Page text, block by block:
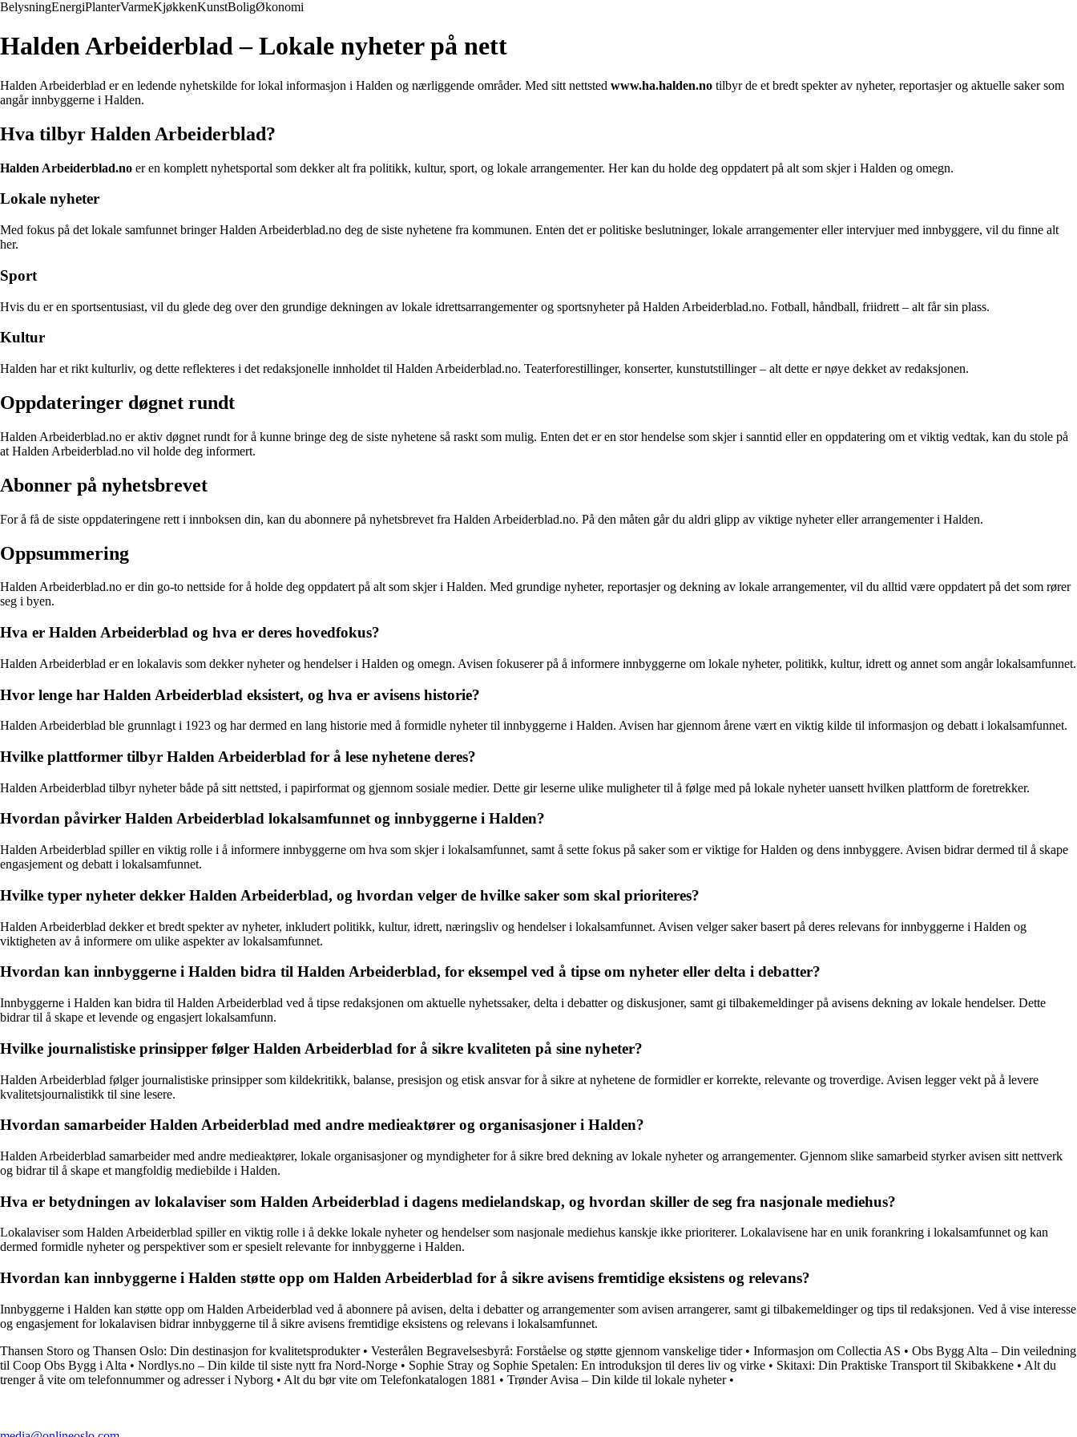
BelysningEnergiPlanterVarmeKjøkkenKunstBoligØkonomi
Halden Arbeiderblad – Lokale nyheter på nett
Halden Arbeiderblad er en ledende nyhetskilde for lokal informasjon i Halden og nærliggende områder. Med sitt nettsted www.ha.halden.no tilbyr de et bredt spekter av nyheter, reportasjer og aktuelle saker som
angår innbyggerne i Halden.
Hva tilbyr Halden Arbeiderblad?
Halden Arbeiderblad.no er en komplett nyhetsportal som dekker alt fra politikk, kultur, sport, og lokale arrangementer. Her kan du holde deg oppdatert på alt som skjer i Halden og omegn.
Lokale nyheter
Med fokus på det lokale samfunnet bringer Halden Arbeiderblad.no deg de siste nyhetene fra kommunen. Enten det er politiske beslutninger, lokale arrangementer eller intervjuer med innbyggere, vil du finne alt
her.
Sport
Hvis du er en sportsentusiast, vil du glede deg over den grundige dekningen av lokale idrettsarrangementer og sportsnyheter på Halden Arbeiderblad.no. Fotball, håndball, friidrett – alt får sin plass.
Kultur
Halden har et rikt kulturliv, og dette reflekteres i det redaksjonelle innholdet til Halden Arbeiderblad.no. Teaterforestillinger, konserter, kunstutstillinger – alt dette er nøye dekket av redaksjonen.
Oppdateringer døgnet rundt
Halden Arbeiderblad.no er aktiv døgnet rundt for å kunne bringe deg de siste nyhetene så raskt som mulig. Enten det er en stor hendelse som skjer i sanntid eller en oppdatering om et viktig vedtak, kan du stole på
at Halden Arbeiderblad.no vil holde deg informert.
Abonner på nyhetsbrevet
For å få de siste oppdateringene rett i innboksen din, kan du abonnere på nyhetsbrevet fra Halden Arbeiderblad.no. På den måten går du aldri glipp av viktige nyheter eller arrangementer i Halden.
Oppsummering
Halden Arbeiderblad.no er din go-to nettside for å holde deg oppdatert på alt som skjer i Halden. Med grundige nyheter, reportasjer og dekning av lokale arrangementer, vil du alltid være oppdatert på det som rører
seg i byen.
Hva er Halden Arbeiderblad og hva er deres hovedfokus?
Halden Arbeiderblad er en lokalavis som dekker nyheter og hendelser i Halden og omegn. Avisen fokuserer på å informere innbyggerne om lokale nyheter, politikk, kultur, idrett og annet som angår lokalsamfunnet.
Hvor lenge har Halden Arbeiderblad eksistert, og hva er avisens historie?
Halden Arbeiderblad ble grunnlagt i 1923 og har dermed en lang historie med å formidle nyheter til innbyggerne i Halden. Avisen har gjennom årene vært en viktig kilde til informasjon og debatt i lokalsamfunnet.
Hvilke plattformer tilbyr Halden Arbeiderblad for å lese nyhetene deres?
Halden Arbeiderblad tilbyr nyheter både på sitt nettsted, i papirformat og gjennom sosiale medier. Dette gir leserne ulike muligheter til å følge med på lokale nyheter uansett hvilken plattform de foretrekker.
Hvordan påvirker Halden Arbeiderblad lokalsamfunnet og innbyggerne i Halden?
Halden Arbeiderblad spiller en viktig rolle i å informere innbyggerne om hva som skjer i lokalsamfunnet, samt å sette fokus på saker som er viktige for Halden og dens innbyggere. Avisen bidrar dermed til å skape
engasjement og debatt i lokalsamfunnet.
Hvilke typer nyheter dekker Halden Arbeiderblad, og hvordan velger de hvilke saker som skal prioriteres?
Halden Arbeiderblad dekker et bredt spekter av nyheter, inkludert politikk, kultur, idrett, næringsliv og hendelser i lokalsamfunnet. Avisen velger saker basert på deres relevans for innbyggerne i Halden og
viktigheten av å informere om ulike aspekter av lokalsamfunnet.
Hvordan kan innbyggerne i Halden bidra til Halden Arbeiderblad, for eksempel ved å tipse om nyheter eller delta i debatter?
Innbyggerne i Halden kan bidra til Halden Arbeiderblad ved å tipse redaksjonen om aktuelle nyhetssaker, delta i debatter og diskusjoner, samt gi tilbakemeldinger på avisens dekning av lokale hendelser. Dette
bidrar til å skape et levende og engasjert lokalsamfunn.
Hvilke journalistiske prinsipper følger Halden Arbeiderblad for å sikre kvaliteten på sine nyheter?
Halden Arbeiderblad følger journalistiske prinsipper som kildekritikk, balanse, presisjon og etisk ansvar for å sikre at nyhetene de formidler er korrekte, relevante og troverdige. Avisen legger vekt på å levere
kvalitetsjournalistikk til sine lesere.
Hvordan samarbeider Halden Arbeiderblad med andre medieaktører og organisasjoner i Halden?
Halden Arbeiderblad samarbeider med andre medieaktører, lokale organisasjoner og myndigheter for å sikre bred dekning av lokale nyheter og arrangementer. Gjennom slike samarbeid styrker avisen sitt nettverk
og bidrar til å skape et mangfoldig mediebilde i Halden.
Hva er betydningen av lokalaviser som Halden Arbeiderblad i dagens medielandskap, og hvordan skiller de seg fra nasjonale mediehus?
Lokalaviser som Halden Arbeiderblad spiller en viktig rolle i å dekke lokale nyheter og hendelser som nasjonale mediehus kanskje ikke prioriterer. Lokalavisene har en unik forankring i lokalsamfunnet og kan
dermed formidle nyheter og perspektiver som er spesielt relevante for innbyggerne i Halden.
Hvordan kan innbyggerne i Halden støtte opp om Halden Arbeiderblad for å sikre avisens fremtidige eksistens og relevans?
Innbyggerne i Halden kan støtte opp om Halden Arbeiderblad ved å abonnere på avisen, delta i debatter og arrangementer som avisen arrangerer, samt gi tilbakemeldinger og tips til redaksjonen. Ved å vise interesse
og engasjement for lokalavisen bidrar innbyggerne til å sikre avisens fremtidige eksistens og relevans i lokalsamfunnet.
Thansen Storo og Thansen Oslo: Din destinasjon for kvalitetsprodukter• Vesterålen Begravelsesbyrå: Forståelse og støtte gjennom vanskelige tider• Informasjon om Collectia AS • Obs Bygg Alta – Din veiledning
til Coop Obs Bygg i Alta • Nordlys.no – Din kilde til siste nytt fra Nord-Norge • Sophie Stray og Sophie Spetalen: En introduksjon til deres liv og virke • Skitaxi: Din Praktiske Transport til Skibakkene • Alt du
trenger å vite om telefonnummer og adresser i Nyborg • Alt du bør vite om Telefonkatalogen 1881 • Trønder Avisa – Din kilde til lokale nyheter•